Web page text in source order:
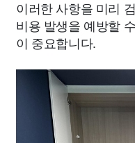
이러한 사항을 미리
비용 발생을 예방할
이 중요합니다.